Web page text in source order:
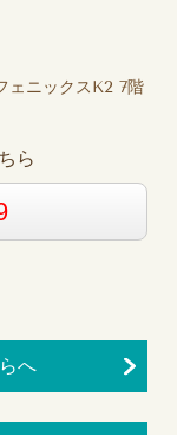
ェニックスK2 7階
ら
へ